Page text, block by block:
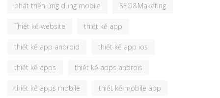
phát triển ứng dụng mobile SEO&Maketing
Thiêt kế website thiết kế app
thiết kế app android thiết kế app ios
thiết kế apps thiết kế apps androis
thiết kế apps mobile thiết kế mobile app